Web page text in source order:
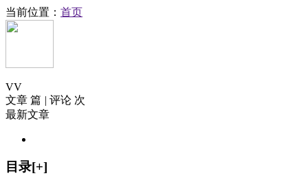
当前位置： 首页
VV
文章 篇 | 评论 次
最新文章
目录[+]